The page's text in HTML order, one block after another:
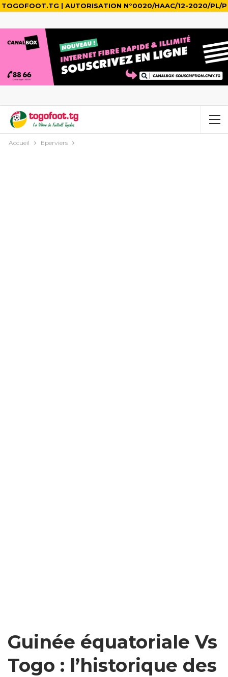
TOGOFOOT.TG | AUTORISATION N°0020/HAAC/12-2020/PL/P
Accueil Eperviers
Guinée équatoriale Vs
Togo : l’historique des